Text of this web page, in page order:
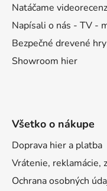
Natáčame
Napísali o nás - TV -
Bezpečné drevené hry
Showroom hier
Všetko o nákupe
Doprava hier a platba
Vrátenie, reklamácie,
Ochrana osobných